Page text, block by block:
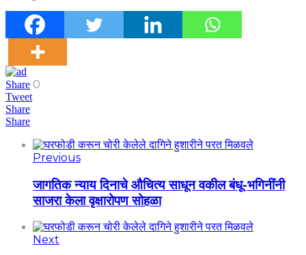
Share 0
Tweet
Share
Share
Previous
जागतिक न्याय दिनाचे औचित्य साधून वकील बंधू-भगिनींनी
साजरा केला वृक्षारोपण सोहळा
Next